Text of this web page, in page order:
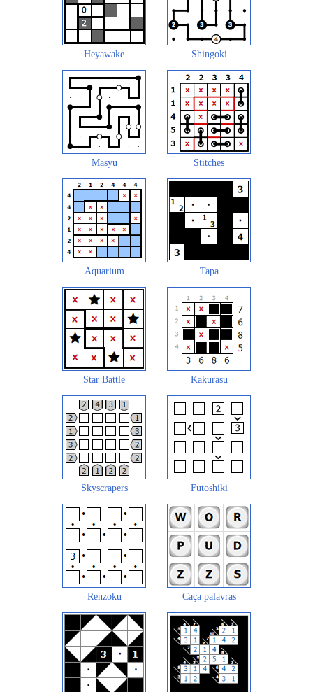
Heyawake Shingoki
Masyu Stitches
Aquarium Tapa
Star Battle Kakurasu
Skyscrapers Futoshiki
Renzoku Caça palavras